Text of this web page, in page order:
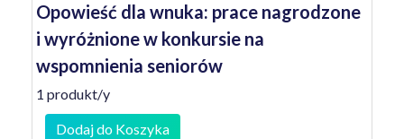
Opowieść dla wnuka: prace nagrodzone
i wyróżnione w konkursie na
wspomnienia seniorów
1 produkt/y
Dodaj do Koszyka